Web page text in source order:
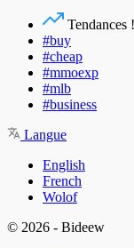
Tendances !
#buy
#cheap
#mmoexp
#mlb
#business
Langue
English
French
Wolof
© 2026 - Bideew